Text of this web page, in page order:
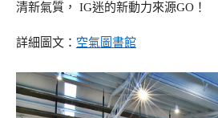
清新氣質， IG迷的新動力來源GO！
詳細圖文： 空氣圖書館